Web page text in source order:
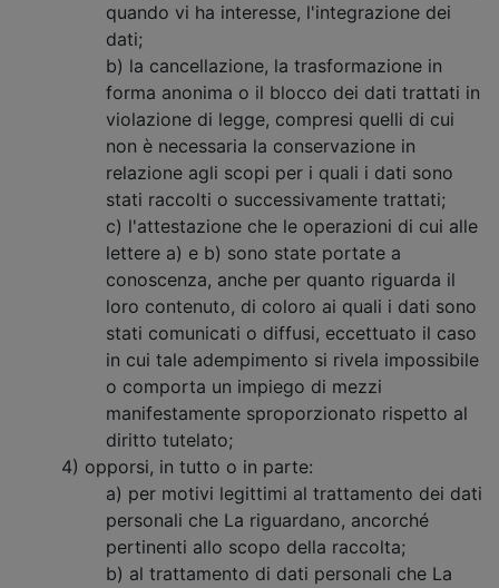
quando vi ha interesse, l'integrazione dei
dati;
b) la cancellazione, la trasformazione in
forma anonima o il blocco dei dati trattati in
violazione di legge, compresi quelli di cui
non è necessaria la conservazione in
relazione agli scopi per i quali i dati sono
stati raccolti o successivamente trattati;
c) l'attestazione che le operazioni di cui alle
lettere a) e b) sono state portate a
conoscenza, anche per quanto riguarda il
loro contenuto, di coloro ai quali i dati sono
stati comunicati o diffusi, eccettuato il caso
in cui tale adempimento si rivela impossibile
o comporta un impiego di mezzi
manifestamente sproporzionato rispetto al
diritto tutelato;
4) opporsi, in tutto o in parte:
a) per motivi legittimi al trattamento dei dati
personali che La riguardano, ancorché
pertinenti allo scopo della raccolta;
b) al trattamento di dati personali che La